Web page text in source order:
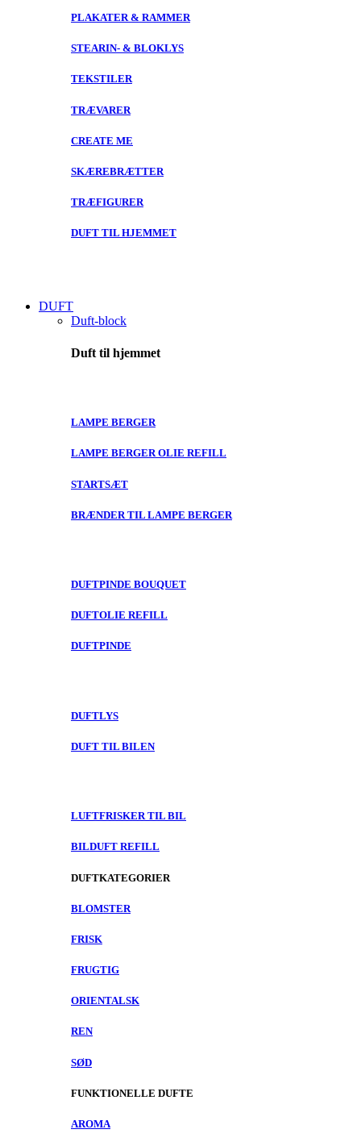
PLAKATER & RAMMER
STEARIN- & BLOKLYS
TEKSTILER
TRÆVARER
CREATE ME
SKÆREBRÆTTER
TRÆFIGURER
DUFT TIL HJEMMET
DUFT
Duft-block
Duft til hjemmet
LAMPE BERGER
LAMPE BERGER OLIE REFILL
STARTSÆT
BRÆNDER TIL LAMPE BERGER
DUFTPINDE BOUQUET
DUFTOLIE REFILL
DUFTPINDE
DUFTLYS
DUFT TIL BILEN
LUFTFRISKER TIL BIL
BILDUFT REFILL
DUFTKATEGORIER
BLOMSTER
FRISK
FRUGTIG
ORIENTALSK
REN
SØD
FUNKTIONELLE DUFTE
AROMA